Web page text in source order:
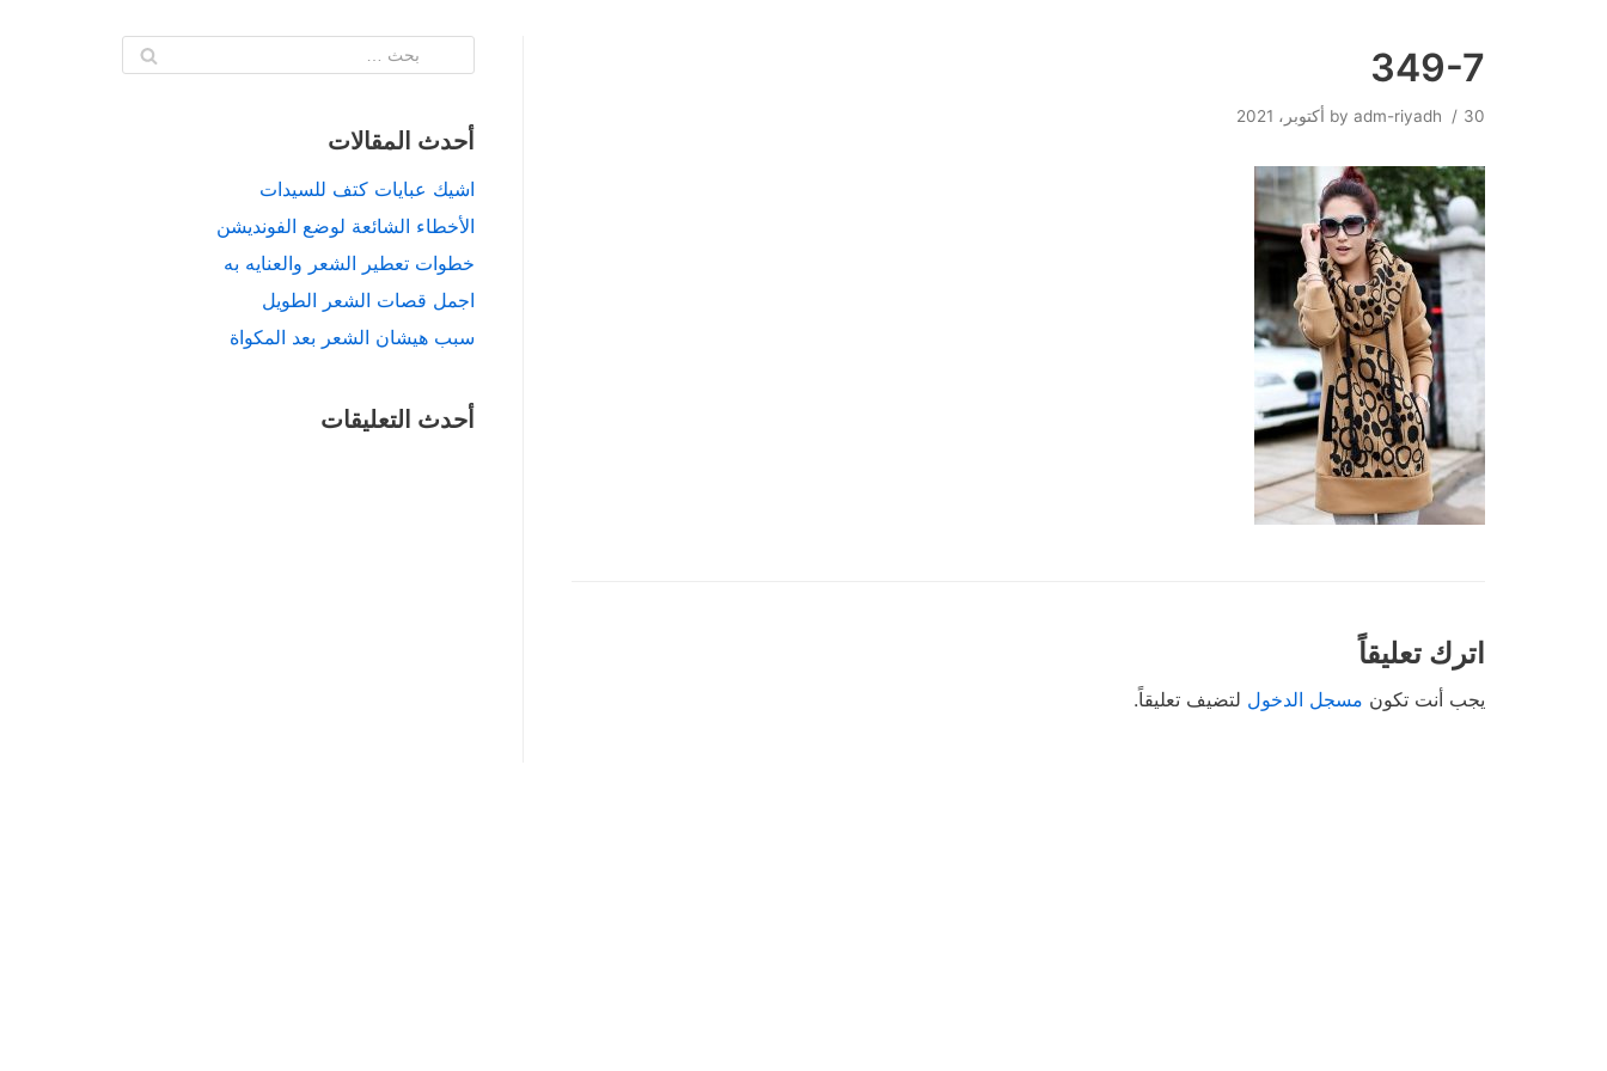
349-7
by adm-riyadh 30 أكتوبر، 2021
اترك تعليقاً
يجب أنت تكون مسجل الدخول لتضيف تعليقاً.
أحدث المقالات
اشيك عبايات كتف للسيدات
الأخطاء الشائعة لوضع الفونديشن
خطوات تعطير الشعر والعنايه به
اجمل قصات الشعر الطويل
سبب هيشان الشعر بعد المكواة
أحدث التعليقات